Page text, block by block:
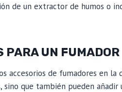
de un extractor de humos o
PARA UN FUMADOR
accesorios de fumadores en la
sino que también pueden